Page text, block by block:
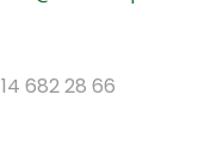
14 682 28 66